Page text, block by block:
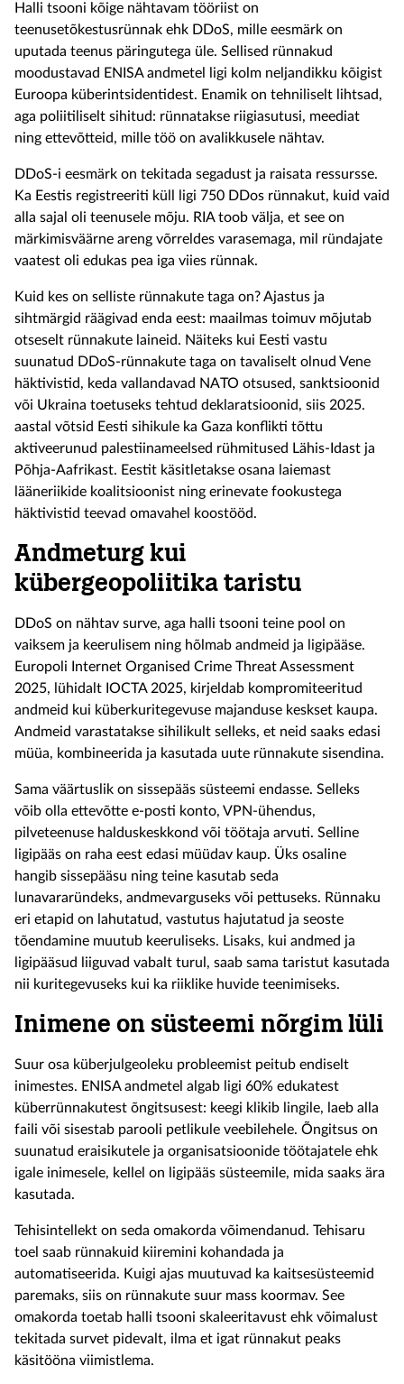
Halli tsooni kõige nähtavam tööriist on
teenusetõkestusrünnak ehk DDoS, mille eesmärk on
uputada teenus päringutega üle. Sellised rünnakud
moodustavad ENISA andmetel ligi kolm neljandikku kõigist
Euroopa küberintsidentidest. Enamik on tehniliselt lihtsad,
aga poliitiliselt sihitud: rünnatakse riigiasutusi, meediat
ning ettevõtteid, mille töö on avalikkusele nähtav.
DDoS-i eesmärk on tekitada segadust ja raisata ressursse.
Ka Eestis registreeriti küll ligi 750 DDos rünnakut, kuid vaid
alla sajal oli teenusele mõju. RIA toob välja, et see on
märkimisväärne areng võrreldes varasemaga, mil ründajate
vaatest oli edukas pea iga viies rünnak.
Kuid kes on selliste rünnakute taga on? Ajastus ja
sihtmärgid räägivad enda eest: maailmas toimuv mõjutab
otseselt rünnakute laineid. Näiteks kui Eesti vastu
suunatud DDoS-rünnakute taga on tavaliselt olnud Vene
häktivistid, keda vallandavad NATO otsused, sanktsioonid
või Ukraina toetuseks tehtud deklaratsioonid, siis 2025.
aastal võtsid Eesti sihikule ka Gaza konflikti tõttu
aktiveerunud palestiinameelsed rühmitused Lähis-Idast ja
Põhja-Aafrikast. Eestit käsitletakse osana laiemast
lääneriikide koalitsioonist ning erinevate fookustega
häktivistid teevad omavahel koostööd.
Andmeturg kui
kübergeopoliitika taristu
DDoS on nähtav surve, aga halli tsooni teine pool on
vaiksem ja keerulisem ning hõlmab andmeid ja ligipääse.
Europoli Internet Organised Crime Threat Assessment
2025, lühidalt IOCTA 2025, kirjeldab kompromiteeritud
andmeid kui küberkuritegevuse majanduse keskset kaupa.
Andmeid varastatakse sihilikult selleks, et neid saaks edasi
müüa, kombineerida ja kasutada uute rünnakute sisendina.
Sama väärtuslik on sissepääs süsteemi endasse. Selleks
võib olla ettevõtte e-posti konto, VPN-ühendus,
pilveteenuse halduskeskkond või töötaja arvuti. Selline
ligipääs on raha eest edasi müüdav kaup. Üks osaline
hangib sissepääsu ning teine kasutab seda
lunavararündeks, andmevarguseks või pettuseks. Rünnaku
eri etapid on lahutatud, vastutus hajutatud ja seoste
tõendamine muutub keeruliseks. Lisaks, kui andmed ja
ligipääsud liiguvad vabalt turul, saab sama taristut kasutada
nii kuritegevuseks kui ka riiklike huvide teenimiseks.
Inimene on süsteemi nõrgim lüli
Suur osa küberjulgeoleku probleemist peitub endiselt
inimestes. ENISA andmetel algab ligi 60% edukatest
küberrünnakutest õngitsusest: keegi klikib lingile, laeb alla
faili või sisestab parooli petlikule veebilehele. Õngitsus on
suunatud eraisikutele ja organisatsioonide töötajatele ehk
igale inimesele, kellel on ligipääs süsteemile, mida saaks ära
kasutada.
Tehisintellekt on seda omakorda võimendanud. Tehisaru
toel saab rünnakuid kiiremini kohandada ja
automatiseerida. Kuigi ajas muutuvad ka kaitsesüsteemid
paremaks, siis on rünnakute suur mass koormav. See
omakorda toetab halli tsooni skaleeritavust ehk võimalust
tekitada survet pidevalt, ilma et igat rünnakut peaks
käsitööna viimistlema.